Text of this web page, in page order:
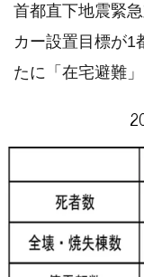
首都直下地震緊
カー設置目標が1
たに「在宅避難」